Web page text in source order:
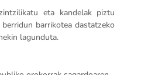
eta kandelak piztu
barrikotea dastatzeko
lagunduta.